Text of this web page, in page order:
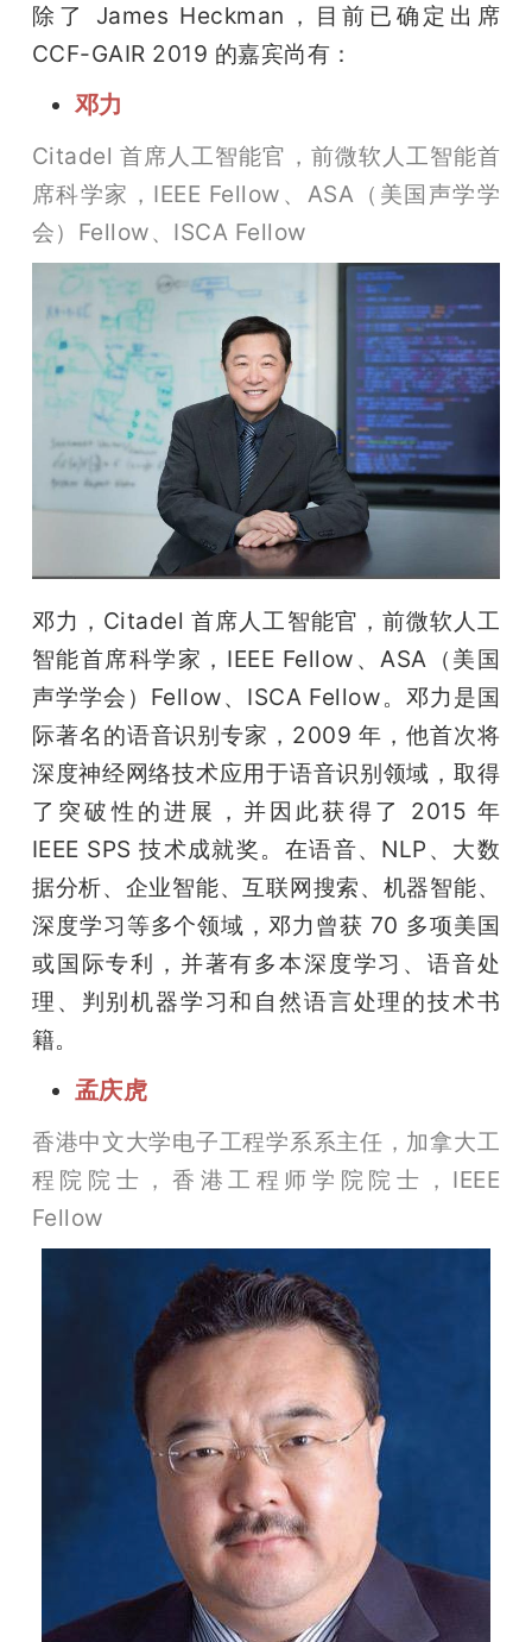
除了 James Heckman，目前已确定出席
CCF-GAIR 2019 的嘉宾尚有：
邓力
Citadel 首席人工智能官，前微软人工智能首
席科学家，IEEE Fellow、ASA（美国声学学
会）Fellow、ISCA Fellow
邓力，Citadel 首席人工智能官，前微软人工
智能首席科学家，IEEE Fellow、ASA（美国
声学学会）Fellow、ISCA Fellow。邓力是国
际著名的语音识别专家，2009 年，他首次将
深度神经网络技术应用于语音识别领域，取得
了突破性的进展，并因此获得了 2015 年
IEEE SPS 技术成就奖。在语音、NLP、大数
据分析、企业智能、互联网搜索、机器智能、
深度学习等多个领域，邓力曾获 70 多项美国
或国际专利，并著有多本深度学习、语音处
理、判别机器学习和自然语言处理的技术书
籍。
孟庆虎
香港中文大学电子工程学系系主任，加拿大工
程院院士，香港工程师学院院士，IEEE
Fellow